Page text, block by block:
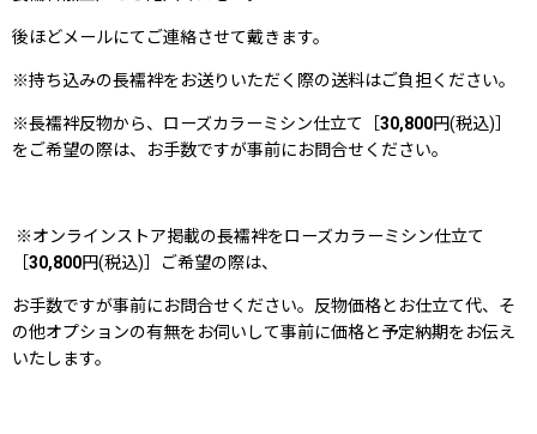
後ほどメールにてご連絡させて戴きます。
※持ち込みの長襦袢をお送りいただく際の送料はご負担ください。
※長襦袢反物から、ローズカラーミシン仕立て［ 30,800円(税込)］
をご希望の際は、お手数ですが事前にお問合せください。
※オンラインストア掲載の長襦袢をローズカラーミシン仕立て
30,800円(税込)］ご希望の際は、
お手数ですが事前にお問合せください。反物価格とお仕立て代、そ
の他オプションの有無をお伺いして事前に価格と予定納期をお伝え
いたします。